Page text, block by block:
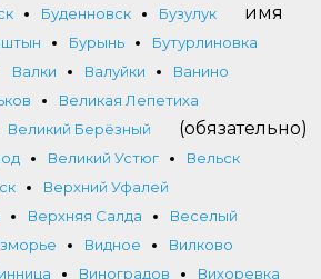
Буденновск
Бузулук
Бурынь
Бутурлиновка
Валки Валуйки
Ванино
Великая Лепетиха
Великий Берёзный
Великий Устюг
Вельск
Верхний Уфалей
Верхняя Салда
Веселый
Видное
Вилково
Виноградов Вихоревка
имя
(обязательно)